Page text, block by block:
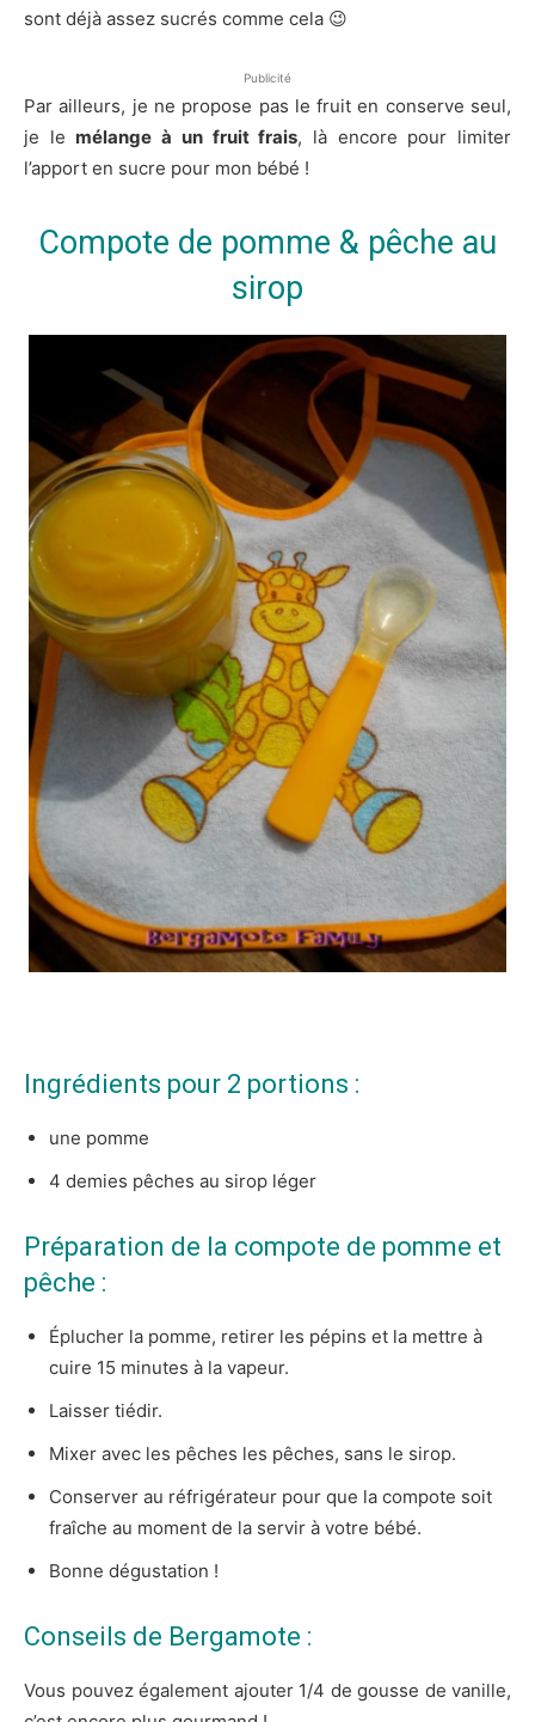
sont déjà assez sucrés comme cela 😉
Publicité
Par ailleurs, je ne propose pas le fruit en conserve seul,
je le mélange à un fruit frais, là encore pour limiter
l’apport en sucre pour mon bébé !
Compote de pomme & pêche au
sirop
Ingrédients pour 2 portions :
une pomme
4 demies pêches au sirop léger
Préparation de la compote de pomme et
pêche :
Éplucher la pomme, retirer les pépins et la mettre à
cuire 15 minutes à la vapeur.
Laisser tiédir.
Mixer avec les pêches les pêches, sans le sirop.
Conserver au réfrigérateur pour que la compote soit
fraîche au moment de la servir à votre bébé.
Bonne dégustation !
Conseils de Bergamote :
Vous pouvez également ajouter 1/4 de gousse de vanille,